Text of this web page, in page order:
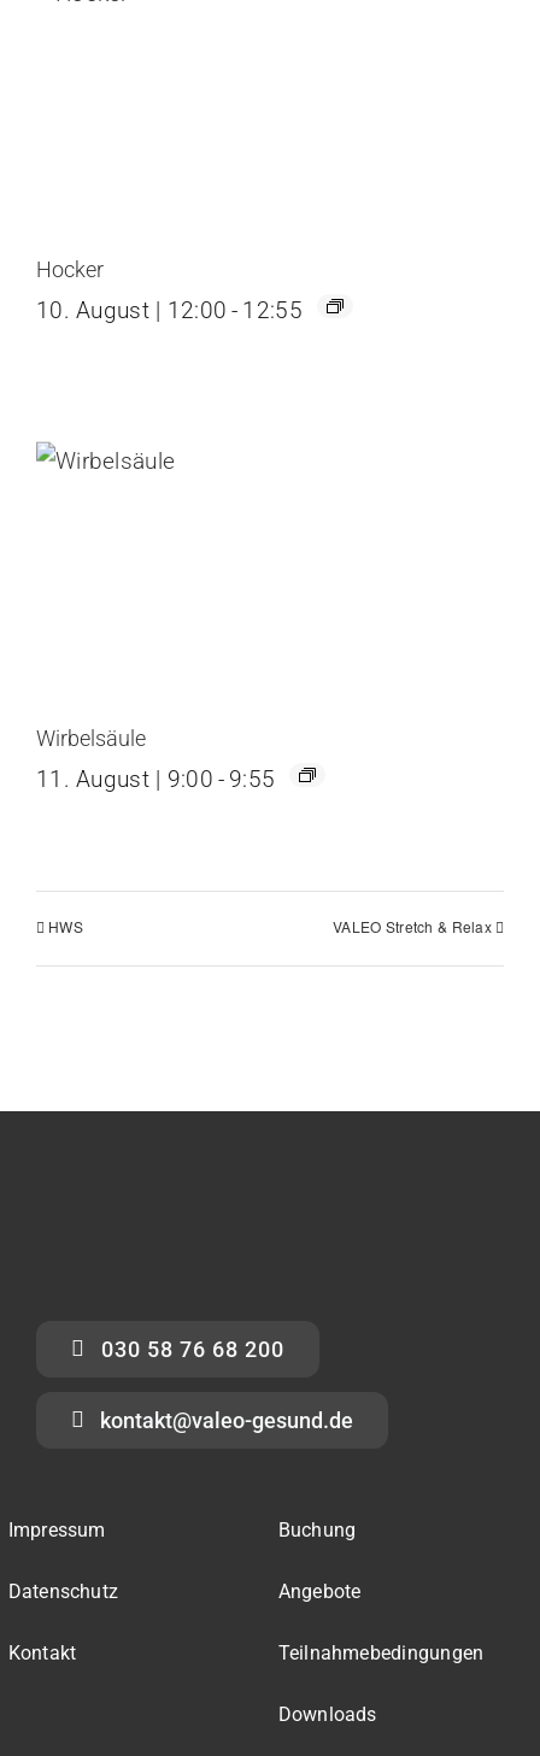
Hocker
10. August | 12:00 - 12:55
Wirbelsäule
11. August | 9:00 - 9:55
HWS VALEO Stretch & Relax
030 58 76 68 200
kontakt@valeo-gesund.de
Impressum
Datenschutz
Kontakt
Buchung
Angebote
Teilnahmebedingungen
Downloads